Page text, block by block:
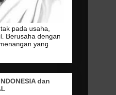
pada usaha,
Berusaha dengan
yang
dan